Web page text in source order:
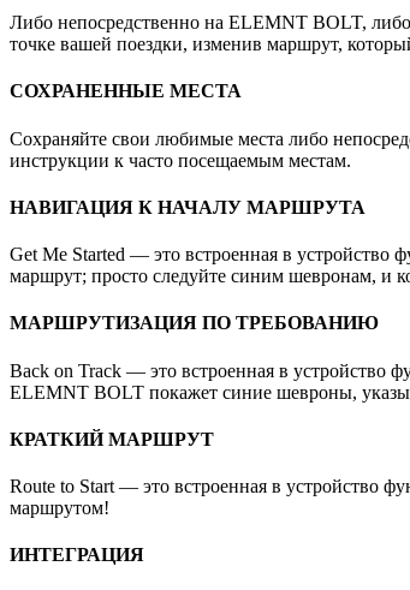
Либо непосредственно на ELEMNT BOLT,
точке вашей поездки, изменив маршрут,
СОХРАНЕННЫЕ МЕСТА
Сохраняйте свои любимые места либо
инструкции к часто посещаемым местам.
НАВИГАЦИЯ К НАЧАЛУ МАРШРУТА
Get Me Started — это встроенная в устройство
маршрут; просто следуйте синим шевронам, и
МАРШРУТИЗАЦИЯ ПО ТРЕБОВАНИЮ
Back on Track — это встроенная в устройство
ELEMNT BOLT покажет синие шевроны,
КРАТКИЙ МАРШРУТ
Route to Start — это встроенная в устройство
маршрутом!
ИНТЕГРАЦИЯ